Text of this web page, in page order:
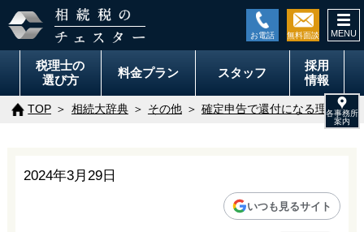
税理士の
選び方
料金プラン スタッフ
採用
情報
TOP 相続大辞典 その他 確定申告で還付になる理由は
2024年3月29日
いつも見るサイト